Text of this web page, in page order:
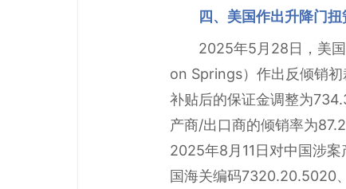
四、美国作出升降门
2025年5月28日，美
on Springs）作出反倾销
补贴后的保证金调整为
产商/出口商的倾销率为
2025年8月11日对中国涉
国海关编码7320.20.5020